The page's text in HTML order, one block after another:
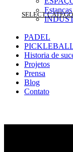
SELECT
Estancas
PADEL
Historia de
Projetos
Prensa
Blog
Contato